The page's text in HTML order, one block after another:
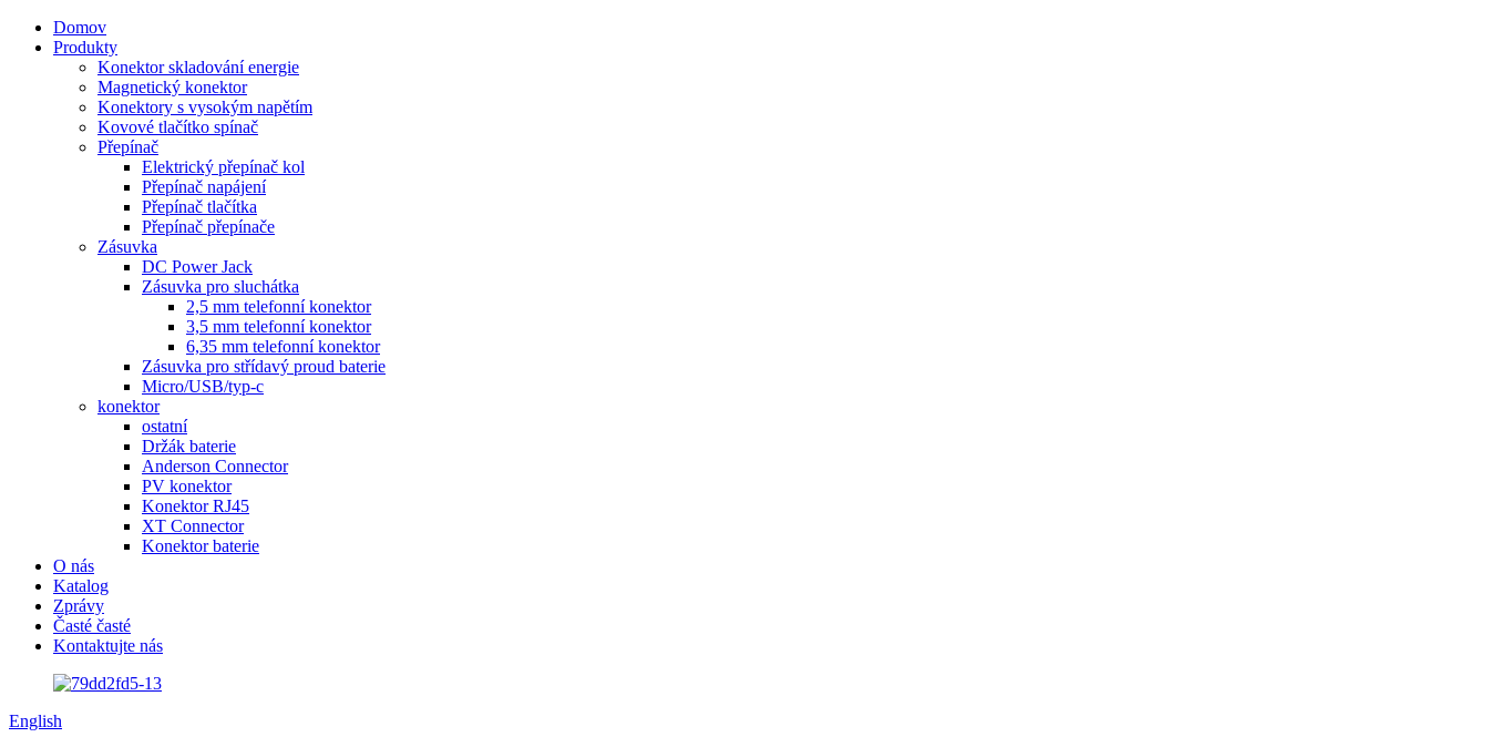
Domov
Produkty
Konektor skladování energie
Magnetický konektor
Konektory s vysokým napětím
Kovové tlačítko spínač
Přepínač
Elektrický přepínač kol
Přepínač napájení
Přepínač tlačítka
Přepínač přepínače
Zásuvka
DC Power Jack
Zásuvka pro sluchátka
2,5 mm telefonní konektor
3,5 mm telefonní konektor
6,35 mm telefonní konektor
Zásuvka pro střídavý proud baterie
Micro/USB/typ-c
konektor
ostatní
Držák baterie
Anderson Connector
PV konektor
Konektor RJ45
XT Connector
Konektor baterie
O nás
Katalog
Zprávy
Časté časté
Kontaktujte nás
English